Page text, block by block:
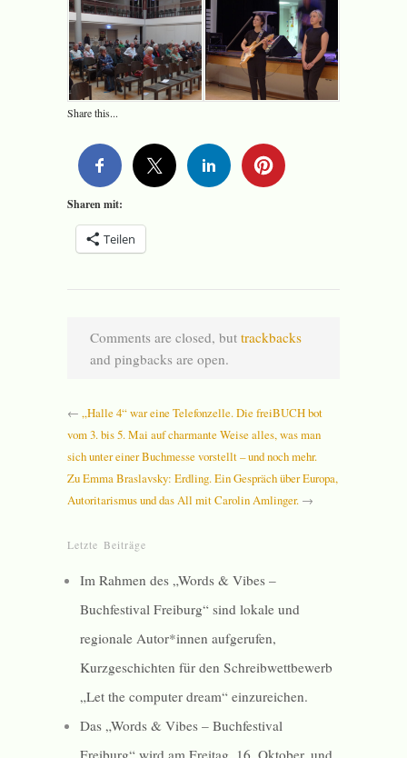
Share this...
Sharen mit:
Teilen
Comments are closed, but trackbacks
and pingbacks are open.
← „Halle 4“ war eine Telefonzelle. Die freiBUCH bot
vom 3. bis 5. Mai auf charmante Weise alles, was man
sich unter einer Buchmesse vorstellt – und noch mehr.
Zu Emma Braslavsky: Erdling. Ein Gespräch über Europa,
Autoritarismus und das All mit Carolin Amlinger. →
Letzte Beiträge
Im Rahmen des „Words & Vibes –
Buchfestival Freiburg“ sind lokale und
regionale Autor*innen aufgerufen,
Kurzgeschichten für den Schreibwettbewerb
„Let the computer dream“ einzureichen.
Das „Words & Vibes – Buchfestival
Freiburg“ wird am Freitag, 16. Oktober, und